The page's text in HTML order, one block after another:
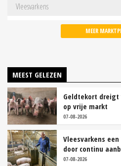
Vleesvarkens
MEER
MEEST GELEZEN
Geldtekort dreigt
op vrije markt
07-08-2026
Vleesvarkens
door continu
07-08-2026